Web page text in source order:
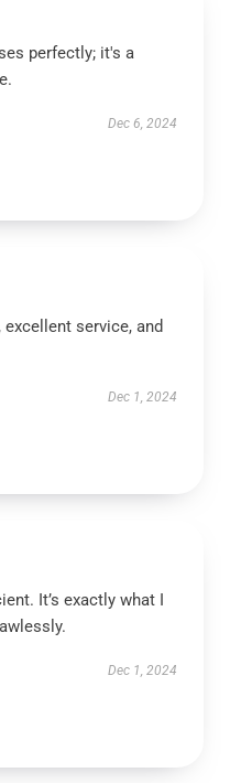
perfectly; it's a
Dec 6, 2024
service, and
Dec 1, 2024
It’s exactly what I
Dec 1, 2024